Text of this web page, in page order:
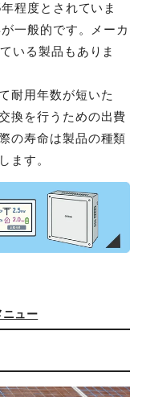
程度とされていま
一般的です。メーカ
いる製品もありま
耐用年数が短いた
換を行うための出費
の寿命は製品の種類
ます。
ニュー